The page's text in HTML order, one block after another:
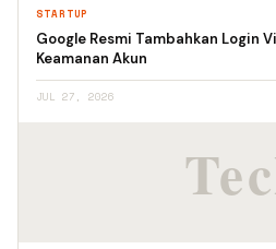
STARTUP
Google Resmi Tambahkan Login
Keamanan Akun
JUL 27, 2026